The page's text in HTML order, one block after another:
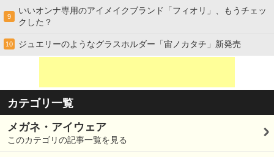
9
いいオンナ専用のアイメイクブランド「フィオリ」、もうチェッ
クした？
10 ジュエリーのようなグラスホルダー「宙ノカタチ」新発売
カテゴリ一覧
メガネ・アイウェア
このカテゴリの記事一覧を見る